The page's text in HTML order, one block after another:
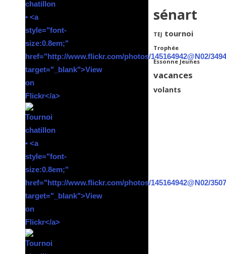
sénart
TEJ tournoi
Trophée
Essonne Jeunes
vacances
volants